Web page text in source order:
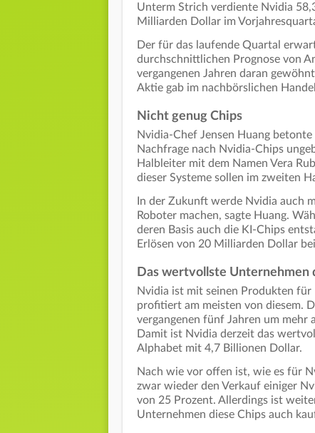
Unterm Strich verdiente Nvidia
Milliarden Dollar im
Der für das laufende Quartal
durchschnittlichen Prognose von
vergangenen Jahren daran
Aktie gab im nachbörslichen
Nicht genug Chips
Nvidia-Chef Jensen Huang
Nachfrage nach Nvidia-Chips
Halbleiter mit dem Namen Vera
dieser Systeme sollen im zweiten
In der Zukunft werde Nvidia auch
Roboter machen, sagte Huang.
deren Basis auch die KI-Chips
Erlösen von 20 Milliarden Dollar
Das wertvollste Unternehmen
Nvidia ist mit seinen Produkten für
profitiert am meisten von diesem.
vergangenen fünf Jahren um mehr
Damit ist Nvidia derzeit das
Alphabet mit 4,7 Billionen Dollar.
Nach wie vor offen ist, wie es für
zwar wieder den Verkauf einiger
von 25 Prozent. Allerdings ist
Unternehmen diese Chips auch